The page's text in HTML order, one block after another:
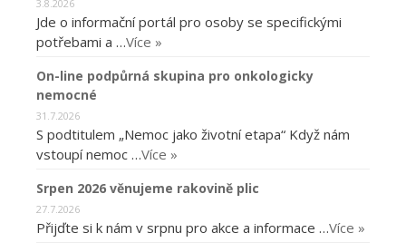
3.8.2026
Jde o informační portál pro osoby se specifickými
potřebami a …Více »
On-line podpůrná skupina pro onkologicky
nemocné
31.7.2026
S podtitulem „Nemoc jako životní etapa“ Když nám
vstoupí nemoc …Více »
Srpen 2026 věnujeme rakovině plic
27.7.2026
Přijďte si k nám v srpnu pro akce a informace …Více »